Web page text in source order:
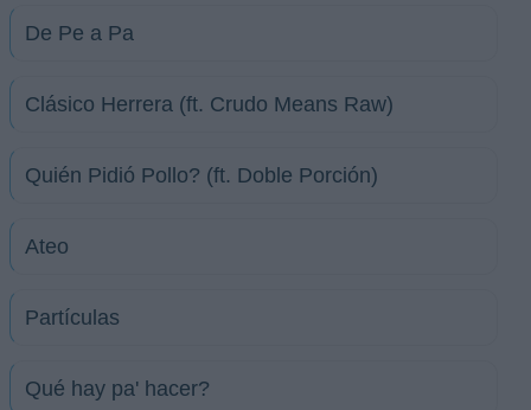
De Pe a Pa
Clásico Herrera (ft. Crudo Means Raw)
Quién Pidió Pollo? (ft. Doble Porción)
Ateo
Partículas
Qué hay pa' hacer?